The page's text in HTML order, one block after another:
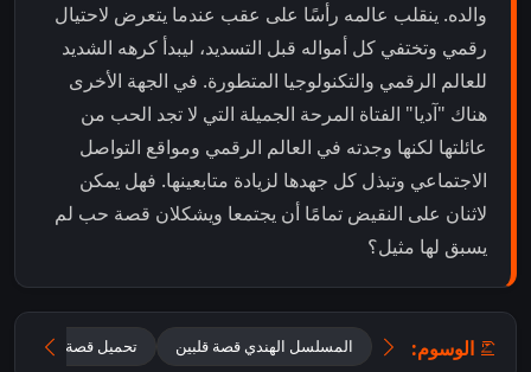
والده. ينقلب عالمه رأسًا على عقب عندما يتعرض لاحتيال
رقمي وتختفي كل أمواله قبل التسديد، ليبدأ كرهه الشديد
للعالم الرقمي والتكنولوجيا المتطورة. في الجهة الأخرى
هناك "آديا" الفتاة المرحة الجميلة التي لا تجد الحب من
عائلتها لكنها وجدته في العالم الرقمي ومواقع التواصل
الاجتماعي وتبذل كل جهدها لزيادة متابعينها. فهل يمكن
لاثنان على النقيض تمامًا أن يجتمعا ويشكلان قصة حب لم
يسبق لها مثيل؟
الوسوم: المسلسل الهندي قصة قلبين تحميل قصة قلبين 2026 مترجم للعربية